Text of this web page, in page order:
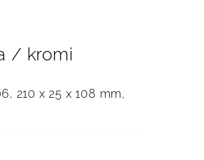
/ kromi
210 x 25 x 108 mm,